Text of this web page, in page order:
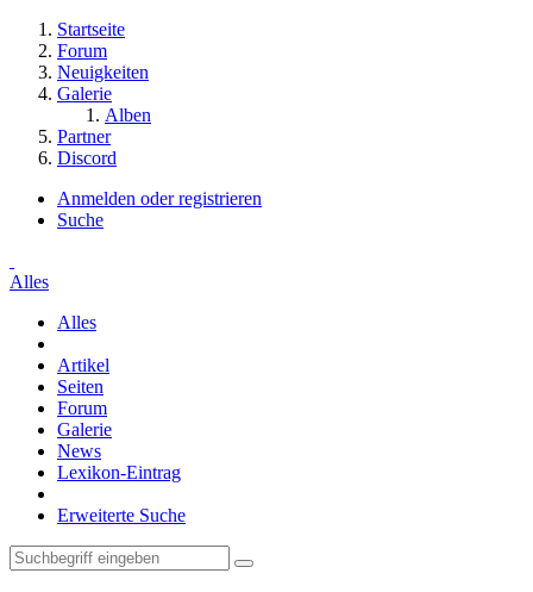
Startseite
Forum
Neuigkeiten
Galerie
Alben
Partner
Discord
Anmelden oder registrieren
Suche
Alles
Alles
Artikel
Seiten
Forum
Galerie
News
Lexikon-Eintrag
Erweiterte Suche